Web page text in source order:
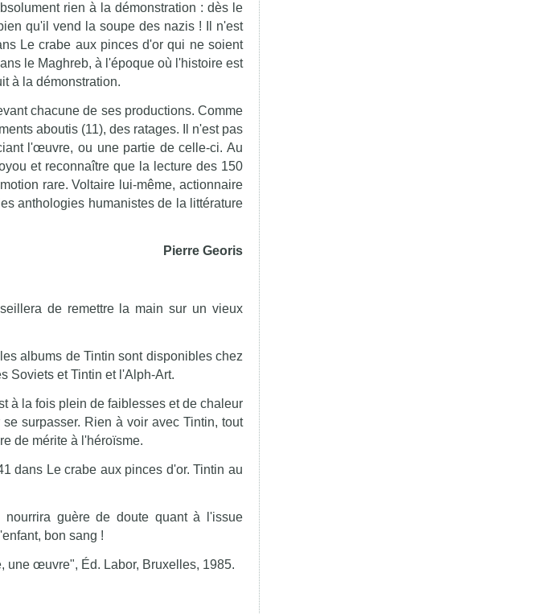
rien à la démonstration : dès le
qu'il vend la soupe des nazis ! Il n'est
Le crabe aux pinces d'or qui ne soient
le Maghreb, à l'époque où l'histoire est
à la démonstration.
chacune de ses productions. Comme
aboutis (11), des ratages. Il n'est pas
l'œuvre, ou une partie de celle-ci. Au
et reconnaître que la lecture des 150
rare. Voltaire lui-même, actionnaire
anthologies humanistes de la littérature
Pierre Georis
de remettre la main sur un vieux
albums de Tintin sont disponibles chez
Soviets et Tintin et l'Alph-Art.
à la fois plein de faiblesses et de chaleur
surpasser. Rien à voir avec Tintin, tout
de mérite à l'héroïsme.
dans Le crabe aux pinces d'or. Tintin au
guère de doute quant à l'issue
bon sang !
une œuvre", Éd. Labor, Bruxelles, 1985.